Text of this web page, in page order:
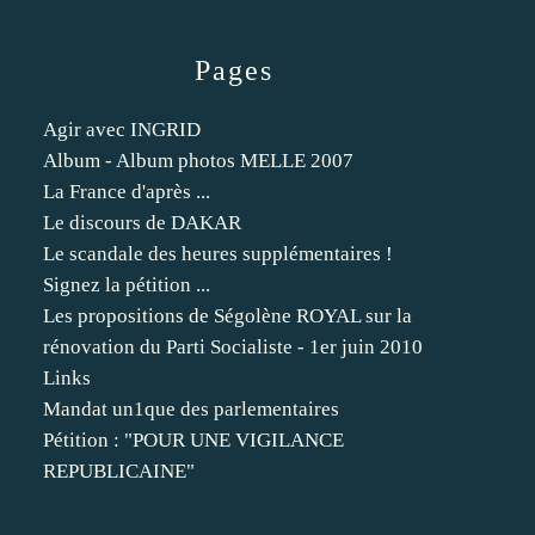
Pages
Agir avec INGRID
Album - Album photos MELLE 2007
La France d'après ...
Le discours de DAKAR
Le scandale des heures supplémentaires !
Signez la pétition ...
Les propositions de Ségolène ROYAL sur la
rénovation du Parti Socialiste - 1er juin 2010
Links
Mandat un1que des parlementaires
Pétition : "POUR UNE VIGILANCE
REPUBLICAINE"